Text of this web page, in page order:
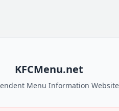
KFCMenu.net
Menu Information Website